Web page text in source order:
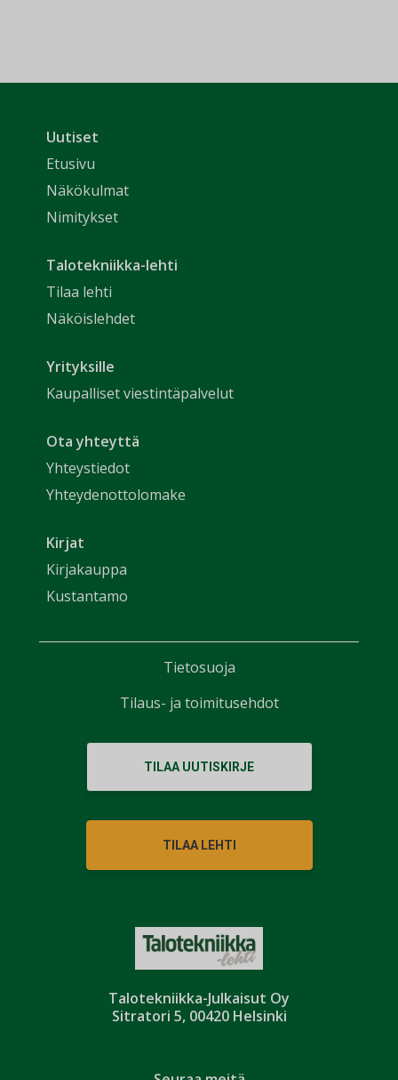
Talotekniikka-Julkaisut Oy
Sitratori 5, 00420 Helsinki
Uutiset
Etusivu
Näkökulmat
Nimitykset
Talotekniikka-lehti
Tilaa lehti
Näköislehdet
Yrityksille
Kaupalliset viestintäpalvelut
Ota yhteyttä
Yhteystiedot
Yhteydenottolomake
Kirjat
Kirjakauppa
Kustantamo
TILAA UUTISKIRJE
TILAA LEHTI
Tietosuoja
Tilaus- ja toimitusehdot